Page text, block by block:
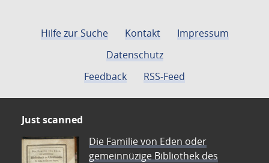
Hilfe zur Suche Kontakt
Impressum
Datenschutz
Feedback
RSS-Feed
Just scanned
Die Familie von Eden oder
gemeinnüzige Bibliothek des